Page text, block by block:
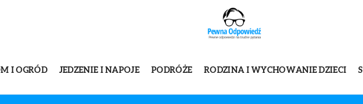
I OGRÓD JEDZENIE I NAPOJE PODRÓŻE RODZINA I WYCHOWANIE DZIECI